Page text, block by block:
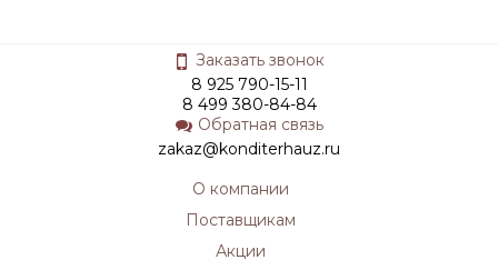
Заказать звонок
8 925 790-15-11
8 499 380-84-84
Обратная связь
zakaz@konditerhauz.ru
О компании
Поставщикам
Акции